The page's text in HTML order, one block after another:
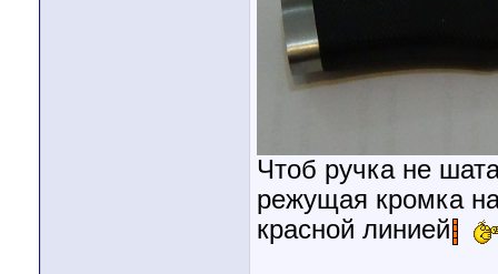
Чтоб ручка не
режущая кромка
красной линией